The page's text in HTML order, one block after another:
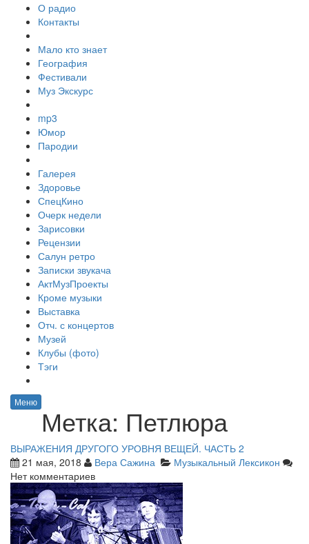
О радио
Контакты
Мало кто знает
География
Фестивали
Муз Экскурс
mp3
Юмор
Пародии
Галерея
Здоровье
СпецКино
Очерк недели
Зарисовки
Рецензии
Салун ретро
Записки звукача
АктМузПроекты
Кроме музыки
Выставка
Отч. с концертов
Музей
Клубы (фото)
Тэги
Меню
Метка: Петлюра
ВЫРАЖЕНИЯ ДРУГОГО УРОВНЯ ВЕЩЕЙ. ЧАСТЬ 2
21 мая, 2018
Вера Сажина
Музыкальный Лексикон
Нет комментариев